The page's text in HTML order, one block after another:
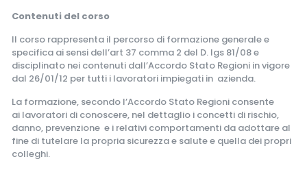
Contenuti del corso
Il corso rappresenta il percorso di formazione generale e
specifica ai sensi dell’art 37 comma 2 del D. lgs 81/08 e
disciplinato nei contenuti dall’Accordo Stato Regioni in vigore
dal 26/01/12 per tutti i lavoratori impiegati in azienda.
La formazione, secondo l’Accordo Stato Regioni consente
ai lavoratori di conoscere, nel dettaglio i concetti di rischio,
danno, prevenzione e i relativi comportamenti da adottare al
fine di tutelare la propria sicurezza e salute e quella dei propri
colleghi.